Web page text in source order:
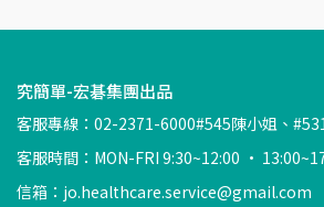
究簡單-宏碁集團出品
客服專線：02-2371-6000#545陳小姐、
客服時間：MON-FRI 9:30~12:00 ·
信箱：jo.healthcare.service@gmail.com